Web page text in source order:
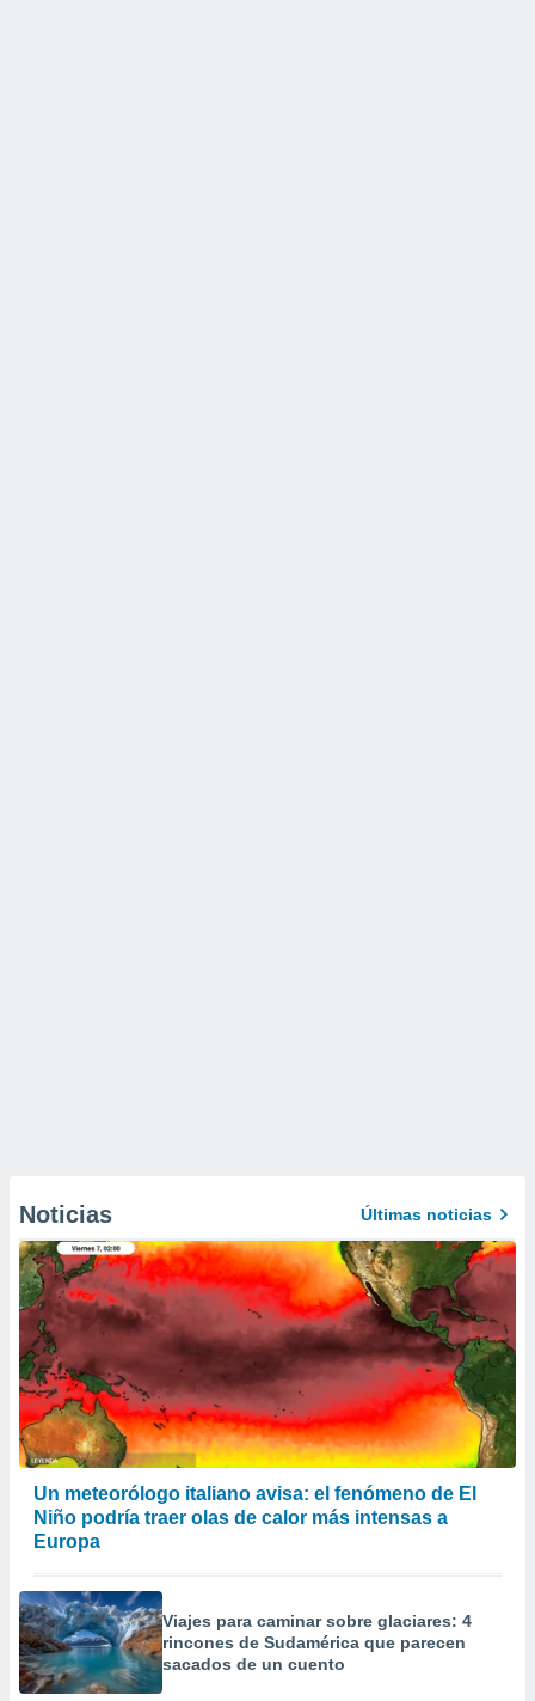
Noticias Últimas noticias
Un meteorólogo italiano avisa: el fenómeno de El
Niño podría traer olas de calor más intensas a
Europa
Viajes para caminar sobre glaciares: 4
rincones de Sudamérica que parecen
sacados de un cuento